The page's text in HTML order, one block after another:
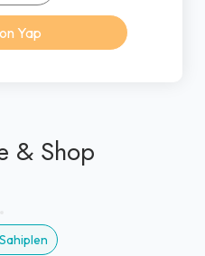
& Shop
Yap